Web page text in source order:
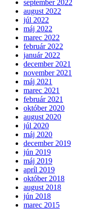
september 2022
august 2022
júl 2022
máj 2022
marec 2022
február 2022
január 2022
december 2021
november 2021
máj 2021
marec 2021
február 2021
október 2020
august 2020
júl 2020
máj 2020
december 2019
jún 2019
máj 2019
apríl 2019
október 2018
august 2018
jún 2018
marec 2015